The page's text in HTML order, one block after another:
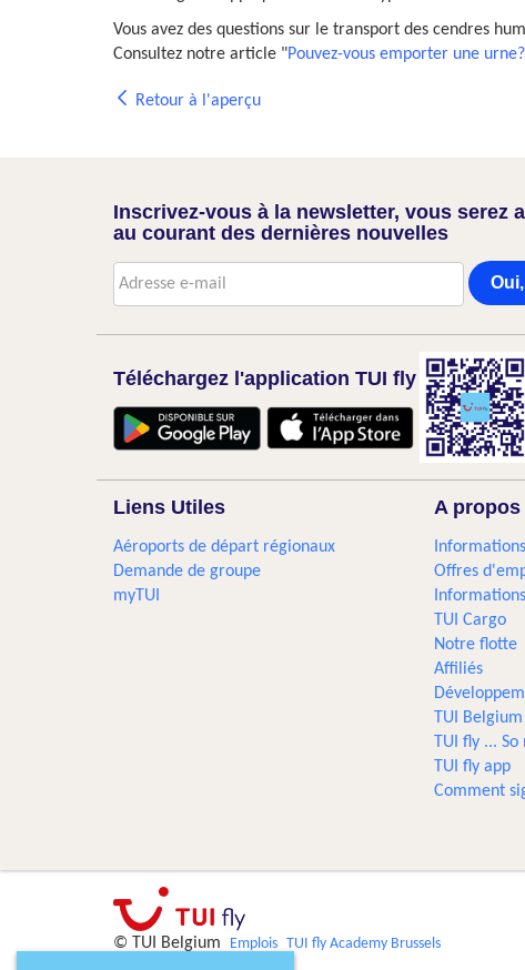
Vous avez des questions sur le transport des cendres
Consultez notre article "Pouvez-vous emporter une urne?
Retour à l'aperçu
Inscrivez-vous à la newsletter, vous serez
au courant des dernières nouvelles
Téléchargez l'application TUI fly
Liens Utiles
Aéroports de départ régionaux
Demande de groupe
myTUI
A propos
Offres
TUI Cargo
Notre flotte
Affiliés
TUI Belgium
TUI fly ...
TUI fly app
Comment
© TUI Belgium Emplois TUI fly Academy Brussels